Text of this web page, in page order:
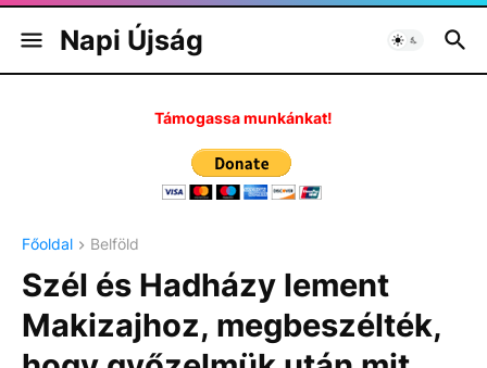
Napi Újság
Támogassa munkánkat!
Főoldal Belföld
Szél és Hadházy lement
Makizajhoz, megbeszélték,